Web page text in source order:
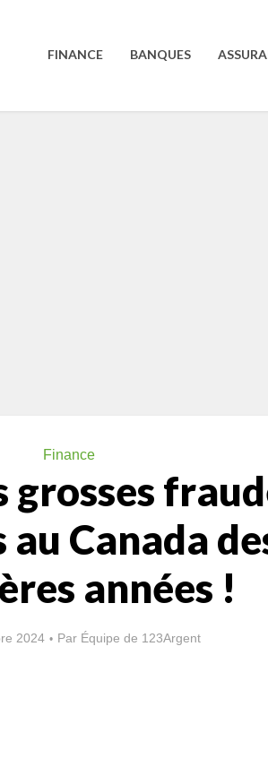
FINANCE BANQUES
Finance
grosses
Canada
années !
2024 Par Équipe de 123Argent